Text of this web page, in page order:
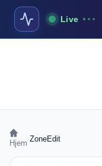
Live
Hjem ZoneEdit